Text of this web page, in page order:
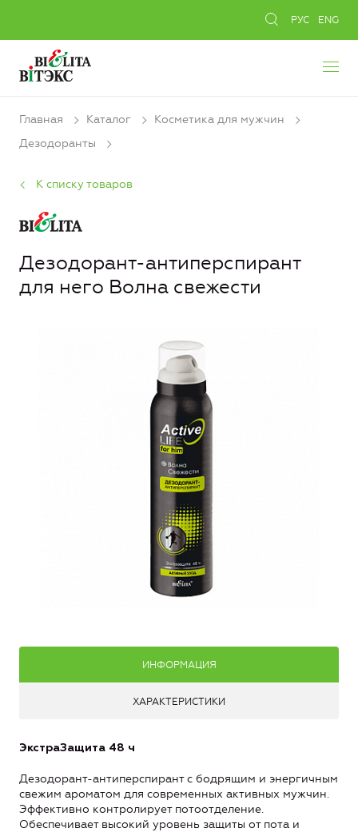
РУС ENG
Главная Каталог
Косметика для мужчин
Дезодоранты
К списку товаров
Дезодорант-антиперспирант
для него Волна свежести
ИНФОРМАЦИЯ
ХАРАКТЕРИСТИКИ
ЭкстраЗащита 48 ч
Дезодорант-антиперспирант с бодрящим и энергичным
свежим ароматом для современных активных мужчин.
Эффективно контролирует потоотделение.
Обеспечивает высокий уровень защиты от пота и